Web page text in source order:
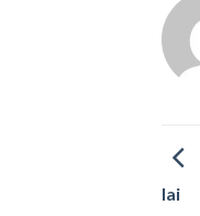
lai